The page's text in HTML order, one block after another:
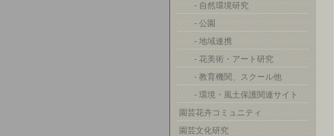
- 自然環境研究
- 公園
- 地域連携
- 花美術・アート研究
- 教育機関、スクール他
- 環境・風土保護関連サイト
園芸花卉コミュニティ
園芸文化研究